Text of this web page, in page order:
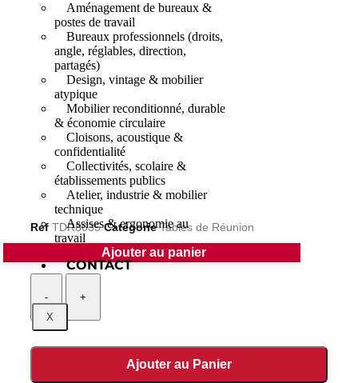
Aménagement de bureaux &
postes de travail
Bureaux professionnels (droits,
angle, réglables, direction,
partagés)
Design, vintage & mobilier
atypique
Mobilier reconditionné, durable
& économie circulaire
Cloisons, acoustique &
confidentialité
Collectivités, scolaire &
établissements publics
Atelier, industrie & mobilier
technique
Assises & ergonomie au
travail
CONTACT
X
Ref TDR8635 Catégorie Tables de Réunion
- +
Ajouter au panier
Ajouter au Panier